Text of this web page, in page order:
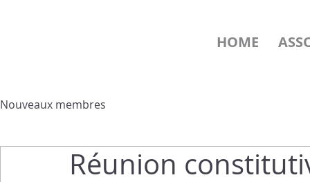
HOME
Nouveaux membres
Réunion